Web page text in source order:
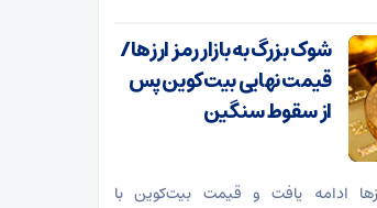
شوک بزرگ به بازار رمز ارزها/
قیمت نهایی بیت‌کوین پس
از سقوط سنگین
ادامه یافت و قیمت بیت‌کوین با